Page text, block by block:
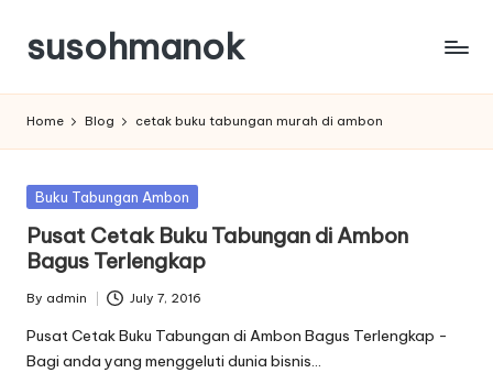
Skip
content
susohmanok
Home Blog cetak buku tabungan murah di ambon
Posted
Buku Tabungan Ambon
Pusat Cetak Buku Tabungan di Ambon
Bagus Terlengkap
Posted
by
By admin July 7, 2016
Pusat Cetak Buku Tabungan di Ambon Bagus Terlengkap -
Bagi anda yang menggeluti dunia bisnis…